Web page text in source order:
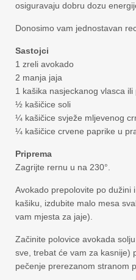
osiguravaju dobru dozu
Donosimo vam jednostavan
Sastojci
1 zreli avokado
2 manja jaja
1 kašika nasjeckanog vlasca ili
½ kašičice soli
¼ kašičice svježe mljevenog
¼ kašičice crvene paprike u
Priprema
Zagrijte rernu u na 230°.
Avokado prepolovite po dužini
kašiku, izdubite malo mesa
vam mjesta za jaje).
Začinite polovice avokada
sve, trebat će vam za kasnije)
pečenje prerezanom stranom